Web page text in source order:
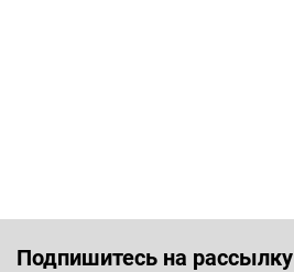
Подпишитесь на рассылку